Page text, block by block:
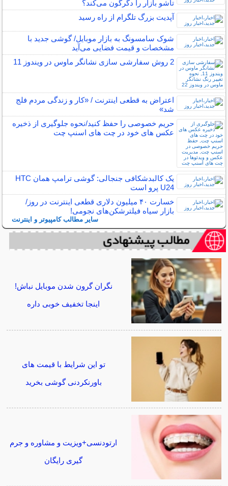
تاشو بازار را دگرگون می‌کند؟
آپدیت بزرگ تلگرام از راه رسید
شوک سامسونگ به بازار موبایل/ گوشی جدید با
مشخصات و قیمت فضایی می‌آید
2 روش سفارشی سازی نشانگر ماوس در ویندوز 11
اعتراض به قطعی اینترنت / «کار و زندگی مردم فلج
شد»
حریم خصوصی را حفظ کنید/نحوه جلوگیری از ذخیره
عکس های خود در چت های اسنپ چت
یک کالبدشکافی جنجالی: گوشی ترامپ همان HTC
U24 پرو است
خسارت ۴۰ میلیون دلاری قطعی اینترنت در روز/
بازار سیاه فیلترشکن‌های نجومی!
سایر مطالب کامپیوتر و اینترنت
نگران گرون شدن موبایل نباش!
اینجا تخفیف خوبی داره
تو این شرایط با قیمت های
باورنکردنی گوشی بخرید
ارتودنسی+ویزیت و مشاوره و جرم
گیری رایگان